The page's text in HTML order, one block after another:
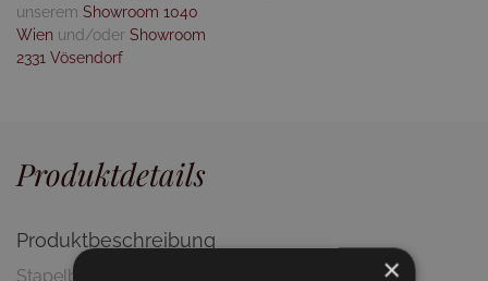
unserem Showroom 1040
Wien und/oder Showroom
2331 Vösendorf
Produktdetails
Produktbeschreibung
Stapelbarer Gartenstuhl aus Polypropylenseil und
×